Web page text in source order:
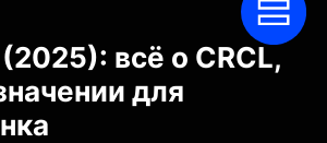
всё о CRCL,
для